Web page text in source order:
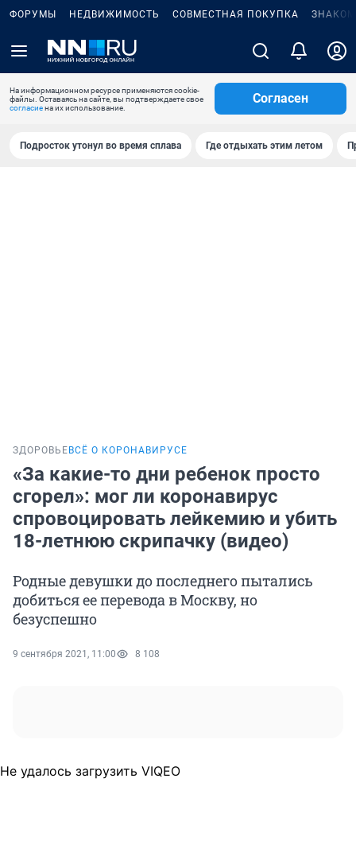
ФОРУМЫ НЕДВИЖИМОСТЬ СОВМЕСТНАЯ ПОКУПКА
На информационном ресурсе применяются cookie-
файлы. Оставаясь на сайте, вы подтверждаете свое
согласиена их использование.
Согласен
Подросток утонул во время сплава Где отдыхать этим летом
ЗДОРОВЬЕ ВСЁ О КОРОНАВИРУСЕ
«За какие-то дни ребенок просто
сгорел»: мог ли коронавирус
спровоцировать лейкемию и убить
18-летнюю скрипачку (видео)
Родные девушки до последнего пытались
добиться ее перевода в Москву, но
безуспешно
9 сентября 2021, 11:00 8 108
Не удалось загрузить VIQEO